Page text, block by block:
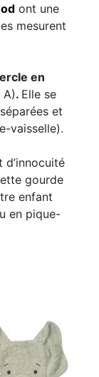
ont une
mesurent
en
A). Elle se
et
vaisselle).
gourde
enfant
en pique-